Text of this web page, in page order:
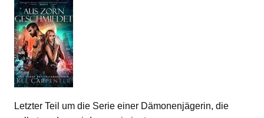
Letzter Teil um die Serie einer Dämonenjägerin, die